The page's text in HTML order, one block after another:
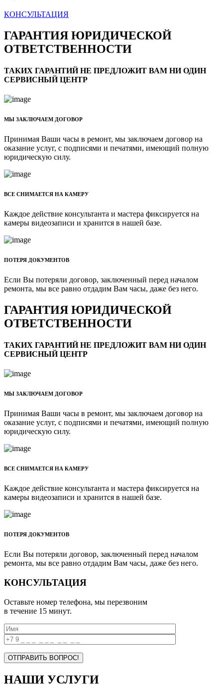
КОНСУЛЬТАЦИЯ
ГАРАНТИЯ ЮРИДИЧЕСКОЙ
ОТВЕТСТВЕННОСТИ
ТАКИХ ГАРАНТИЙ НЕ ПРЕДЛОЖИТ ВАМ НИ ОДИН
СЕРВИСНЫЙ ЦЕНТР
МЫ ЗАКЛЮЧАЕМ ДОГОВОР
Принимая Ваши часы в ремонт, мы заключаем договор на
оказание услуг, с подписями и печатями, имеющий полную
юридическую силу.
ВСЕ СНИМАЕТСЯ НА КАМЕРУ
Каждое действие консультанта и мастера фиксируется на
камеры видеозаписи и хранится в нашей базе.
ПОТЕРЯ ДОКУМЕНТОВ
Если Вы потеряли договор, заключенный перед началом
ремонта, мы все равно отдадим Вам часы, даже без него.
ГАРАНТИЯ ЮРИДИЧЕСКОЙ
ОТВЕТСТВЕННОСТИ
ТАКИХ ГАРАНТИЙ НЕ ПРЕДЛОЖИТ ВАМ НИ ОДИН
СЕРВИСНЫЙ ЦЕНТР
МЫ ЗАКЛЮЧАЕМ ДОГОВОР
Принимая Ваши часы в ремонт, мы заключаем договор на
оказание услуг, с подписями и печатями, имеющий полную
юридическую силу.
ВСЕ СНИМАЕТСЯ НА КАМЕРУ
Каждое действие консультанта и мастера фиксируется на
камеры видеозаписи и хранится в нашей базе.
ПОТЕРЯ ДОКУМЕНТОВ
Если Вы потеряли договор, заключенный перед началом
ремонта, мы все равно отдадим Вам часы, даже без него.
КОНСУЛЬТАЦИЯ
Оставьте номер телефона, мы перезвоним
в течение 15 минут.
НАШИ УСЛУГИ